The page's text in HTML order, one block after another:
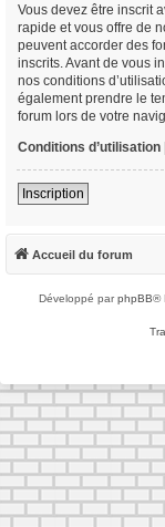
Vous devez être inscrit
rapide et vous offre de
peuvent accorder des
inscrits. Avant de vous
nos conditions
également prendre le
forum lors de votre
Conditions d’utilisation
Inscription
Accueil du forum
Développé parphpBB®